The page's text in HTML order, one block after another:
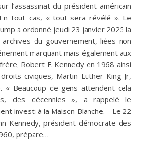
l’assassinat du président américain
En tout cas, « tout sera révélé ». Le
a ordonné jeudi 23 janvier 2025 la
du gouvernement, liées non
marquant mais également aux
Robert F. Kennedy en 1968 ainsi
civiques, Martin Luther King Jr,
« Beaucoup de gens attendent cela
des décennies », a rappelé le
investi à la Maison Blanche. Le 22
Kennedy, président démocrate des
prépare…